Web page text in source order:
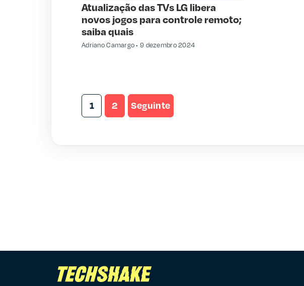
Atualização das TVs LG libera
novos jogos para controle remoto;
saiba quais
Adriano Camargo 9 dezembro 2024
1 2 Seguinte